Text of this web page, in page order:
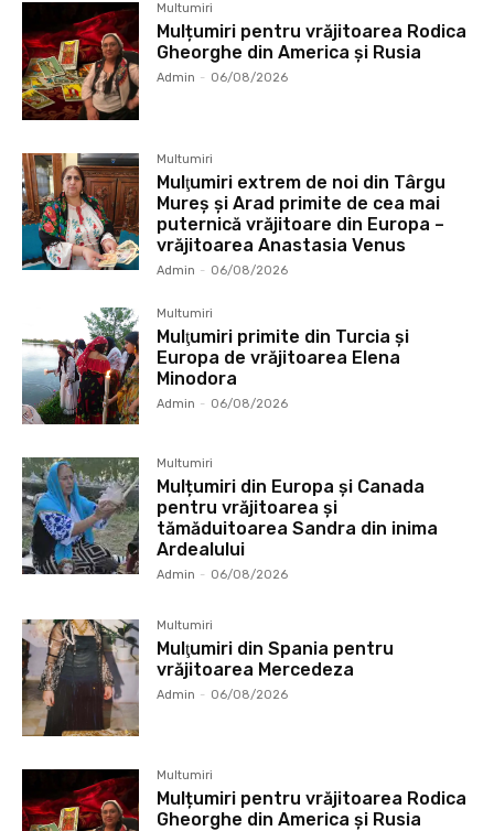
Multumiri
Mulțumiri pentru vrăjitoarea Rodica
Gheorghe din America și Rusia
Admin - 06/08/2026
Multumiri
Mulţumiri extrem de noi din Târgu
Mureș și Arad primite de cea mai
puternică vrăjitoare din Europa –
vrăjitoarea Anastasia Venus
Admin - 06/08/2026
Multumiri
Mulţumiri primite din Turcia și
Europa de vrăjitoarea Elena
Minodora
Admin - 06/08/2026
Multumiri
Mulțumiri din Europa și Canada
pentru vrăjitoarea și
tămăduitoarea Sandra din inima
Ardealului
Admin - 06/08/2026
Multumiri
Mulţumiri din Spania pentru
vrăjitoarea Mercedeza
Admin - 06/08/2026
Multumiri
Mulțumiri pentru vrăjitoarea Rodica
Gheorghe din America și Rusia